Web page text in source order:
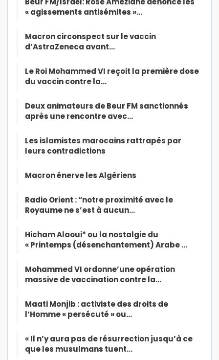
« agissements antisémites »…
Macron circonspect sur le vaccin
d’AstraZeneca avant…
Le Roi Mohammed VI reçoit la première dose
du vaccin contre la…
Deux animateurs de Beur FM sanctionnés
après une rencontre avec…
Les islamistes marocains rattrapés par
leurs contradictions
Macron énerve les Algériens
Radio Orient : “notre proximité avec le
Royaume ne s’est à aucun…
Hicham Alaoui* ou la nostalgie du
« Printemps (désenchantement) Arabe …
Mohammed VI ordonne’une opération
massive de vaccination contre la…
Maati Monjib : activiste des droits de
l’Homme « persécuté » ou…
« Il n’y aura pas de résurrection jusqu’à ce
que les musulmans tuent…